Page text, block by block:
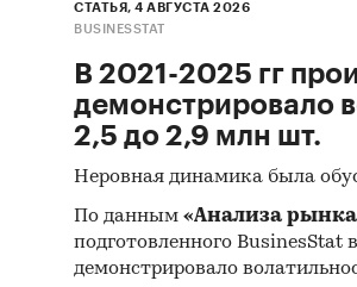
СТАТЬЯ, 4 АВГУСТА 2026
BUSINESSTAT
В 2021-2025 гг
демонстрировало
2,5 до 2,9 млн шт.
Неровная динамика была
По данным «Анализа рынка
подготовленного BusinesStat
демонстрировало